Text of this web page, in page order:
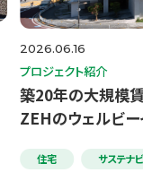
2026.06.16
プロジェクト紹介
築20年の大規模
ZEHのウェルビ
住宅 サステナ